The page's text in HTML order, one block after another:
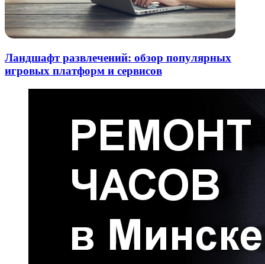
Ландшафт развлечений: обзор популярных
игровых платформ и сервисов